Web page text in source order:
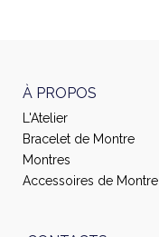
À PROPOS
L'Atelier
Bracelet de Montre
Montres
Accessoires de Montre